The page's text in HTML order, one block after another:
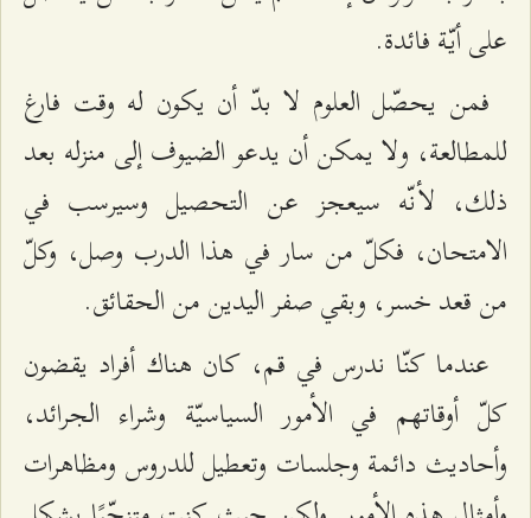
على أيّة فائدة.
فمن يحصّل العلوم لا بدّ أن يكون له وقت فارغ
للمطالعة، ولا يمكن أن يدعو الضيوف إلى منزله بعد
ذلك، لأنّه سيعجز عن التحصيل وسيرسب في
الامتحان، فكلّ من سار في هذا الدرب وصل، وكلّ
من قعد خسر، وبقي صفر اليدين من الحقائق.
عندما كنّا ندرس في قم، كان هناك أفراد يقضون
كلّ أوقاتهم في الأمور السياسيّة وشراء الجرائد،
وأحاديث دائمة وجلسات وتعطيل للدروس ومظاهرات